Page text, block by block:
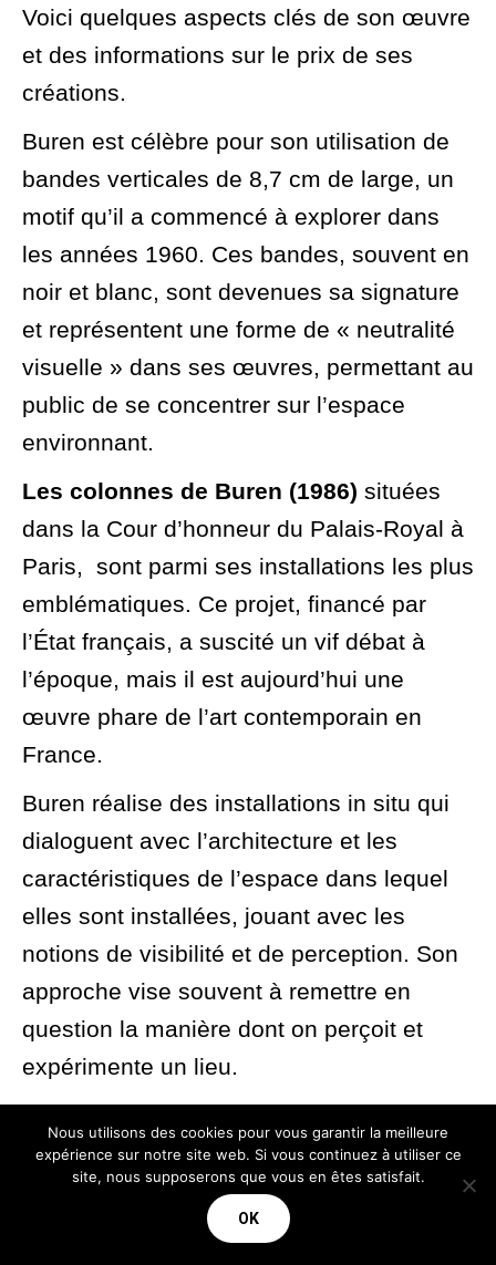
Voici quelques aspects clés de son œuvre
et des informations sur le prix de ses
créations.
Buren est célèbre pour son utilisation de
bandes verticales de 8,7 cm de large, un
motif qu’il a commencé à explorer dans
les années 1960. Ces bandes, souvent en
noir et blanc, sont devenues sa signature
et représentent une forme de « neutralité
visuelle » dans ses œuvres, permettant au
public de se concentrer sur l’espace
environnant.
Les colonnes de Buren (1986) situées
dans la Cour d’honneur du Palais-Royal à
Paris, sont parmi ses installations les plus
emblématiques. Ce projet, financé par
l’État français, a suscité un vif débat à
l’époque, mais il est aujourd’hui une
œuvre phare de l’art contemporain en
France.
Buren réalise des installations in situ qui
dialoguent avec l’architecture et les
caractéristiques de l’espace dans lequel
elles sont installées, jouant avec les
notions de visibilité et de perception. Son
approche vise souvent à remettre en
question la manière dont on perçoit et
expérimente un lieu.
de nombreux supports, qu’il s’agisse de
peintures, de tissus, ou d’installations
monumentales. Il les utilise comme un
Nous utilisons des cookies pour vous garantir la meilleure
expérience sur notre site web. Si vous continuez à utiliser ce
site, nous supposerons que vous en êtes satisfait.
OK